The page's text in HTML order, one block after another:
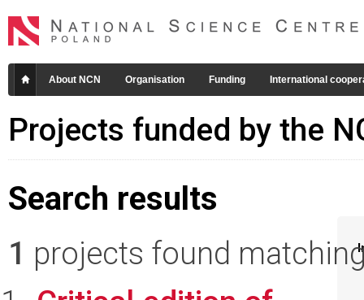
About NCN Organisation Funding International
Projects funded by the
Search results
1 projects found